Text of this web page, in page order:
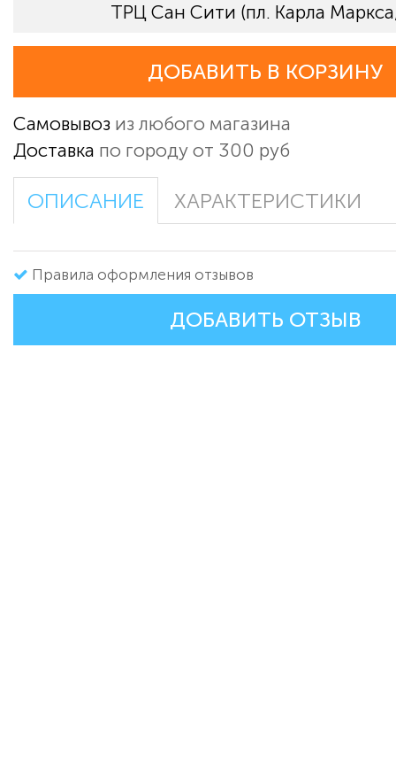
ТРЦ Сан Сити (пл. Карла
ДОБАВИТЬ В КОРЗИНУ
Самовывоз из любого магазина
Доставка по городу от 300 руб
ОПИСАНИЕ ХАРАКТЕРИСТИКИ
Правила оформления отзывов
ДОБАВИТЬ ОТЗЫВ